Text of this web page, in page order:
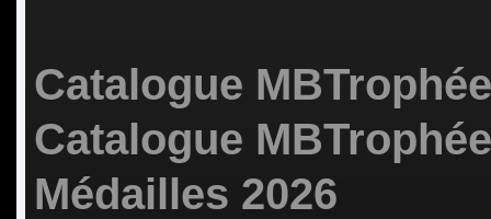
Catalogue
Catalogue
Médailles 2026